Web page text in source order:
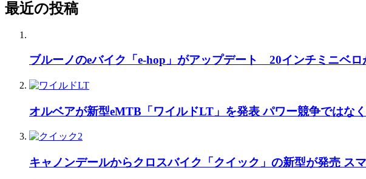
最近の投稿
ブルーノのeバイク「e-hop」がアップデート 20インチミニベロ
オルベアが新型eMTB「ワイルドLT」を発表 パワー競争ではな
キャノンデールからクロスバイク「クイック」の新型が発売 ス